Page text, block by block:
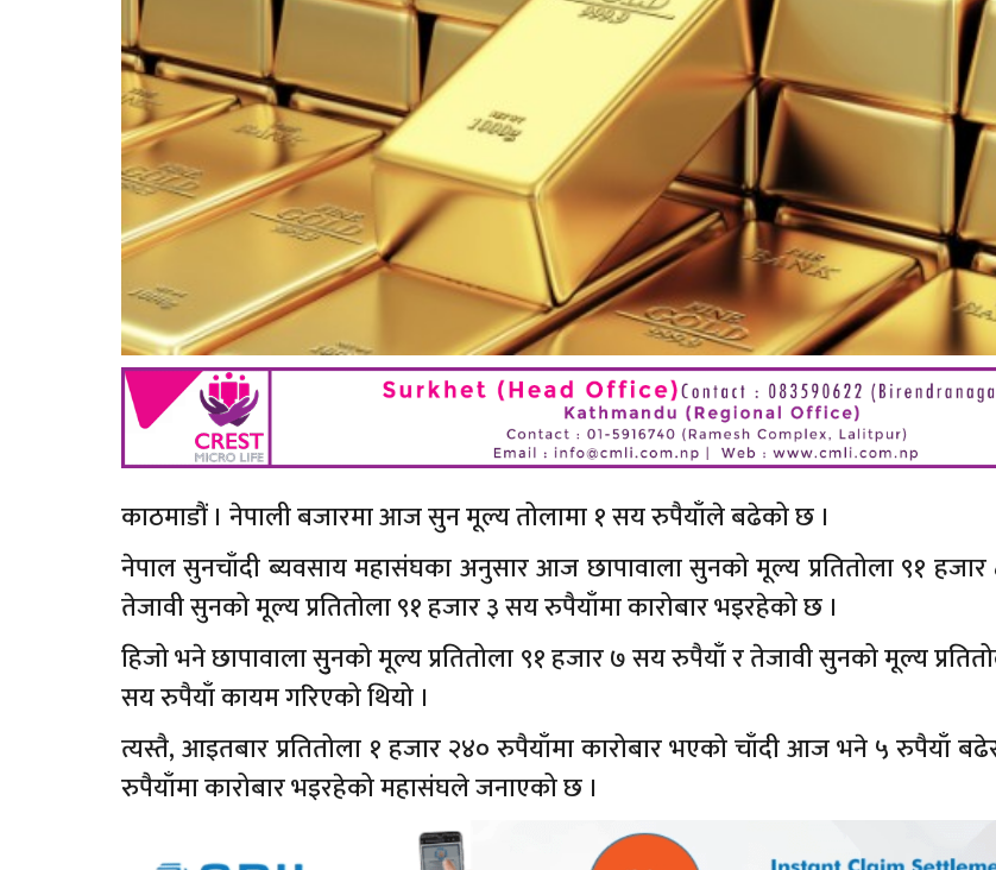
काठमाडौं । नेपाली बजारमा आज सुन मूल्य तोलामा १ सय रुपैयाँले बढेको छ ।
नेपाल सुनचाँदी ब्यवसाय महासंघका अनुसार आज छापावाला सुनको मूल्य प्रतितोला ९१
तेजावी सुनको मूल्य प्रतितोला ९१ हजार ३ सय रुपैयाँमा कारोबार भइरहेको छ ।
हिजो भने छापावाला सुुनको मूल्य प्रतितोला ९१ हजार ७ सय रुपैयाँ र तेजावी सुनको मूल्य
सय रुपैयाँ कायम गरिएको थियो ।
त्यस्तै, आइतबार प्रतितोला १ हजार २४० रुपैयाँमा कारोबार भएको चाँदी आज भने ५ रुपैयाँ
रुपैयाँमा कारोबार भइरहेको महासंघले जनाएको छ ।